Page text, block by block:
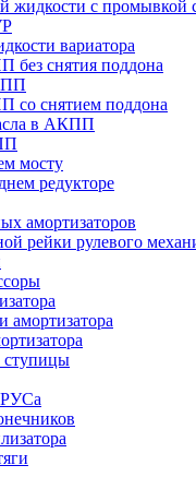
жидкости с промывкой
вариатора
без снятия поддона
со снятием поддона
в АКПП
мосту
редукторе
амортизаторов
рейки рулевого
амортизатора
ступицы